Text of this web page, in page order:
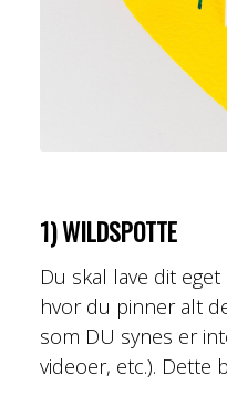
1) WILDSPOTTE
Du skal lave dit
hvor du pinner alt
som DU synes er
videoer, etc.). Dette